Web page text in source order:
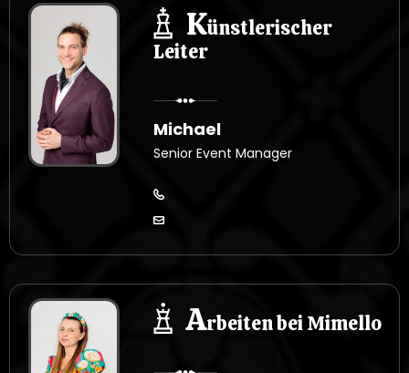
Künstlerischer
Leiter
Michael
Senior Event Manager
Arbeiten bei Mimello